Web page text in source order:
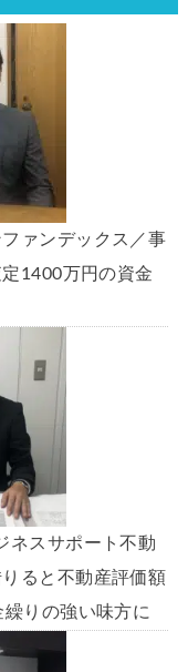
ァンデックス／事
1400万円の資金
ネスサポート不動
ると不動産評価額
りの強い味方に